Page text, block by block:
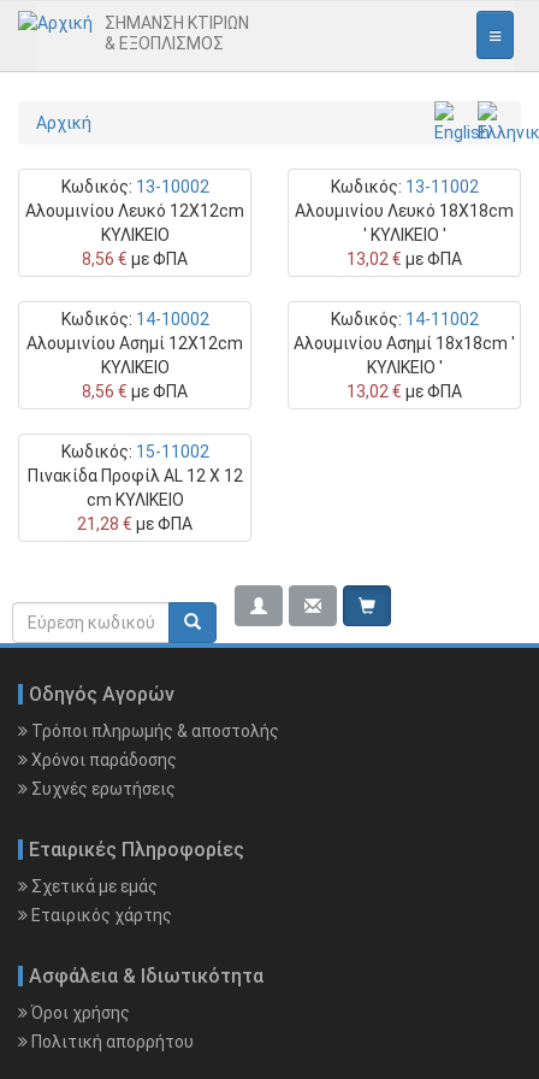
Παράκαμψη
περιεχόμενο
ΣΗΜΑΝΣΗ ΚΤΙΡΙΩΝ
& ΕΞΟΠΛΙΣΜΟΣ
Αρχική
Εισόδου
Γραφείων
Πινακίδες Ασφαλείας
Απαγόρευσης
Προειδοποίησης
Πυρασφάλειας
Διαφυγής
ΠΡΟΣΦΟΡΕΣ
Αρχική
Κωδικός: 13-10002
Αλουμινίου Λευκό 12Χ12cm
ΚΥΛΙΚΕΙΟ
8,56 € με ΦΠΑ
Κωδικός: 13-11002
Αλουμινίου Λευκό 18Χ18cm
' ΚΥΛΙΚΕΙΟ '
13,02 € με ΦΠΑ
Κωδικός: 14-10002
Αλουμινίου Ασημί 12Χ12cm
ΚΥΛΙΚΕΙΟ
8,56 € με ΦΠΑ
Κωδικός: 14-11002
Αλουμινίου Ασημί 18x18cm '
ΚΥΛΙΚΕΙΟ '
13,02 € με ΦΠΑ
Κωδικός: 15-11002
Πινακίδα Προφίλ AL 12 X 12
cm ΚΥΛΙΚΕΙΟ
21,28 € με ΦΠΑ
Φόρμα
αναζήτησης
Search rerwerwe
Οδηγός Αγορών
Τρόποι πληρωμής & αποστολής
Χρόνοι παράδοσης
Συχνές ερωτήσεις
Εταιρικές Πληροφορίες
Σχετικά με εμάς
Εταιρικός χάρτης
Ασφάλεια & Ιδιωτικότητα
Όροι χρήσης
Πολιτική απορρήτου